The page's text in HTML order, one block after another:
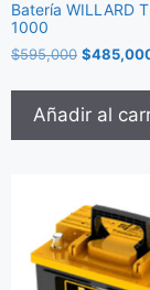
Batería WILLARD
1000
$595,000 $
Añadir al